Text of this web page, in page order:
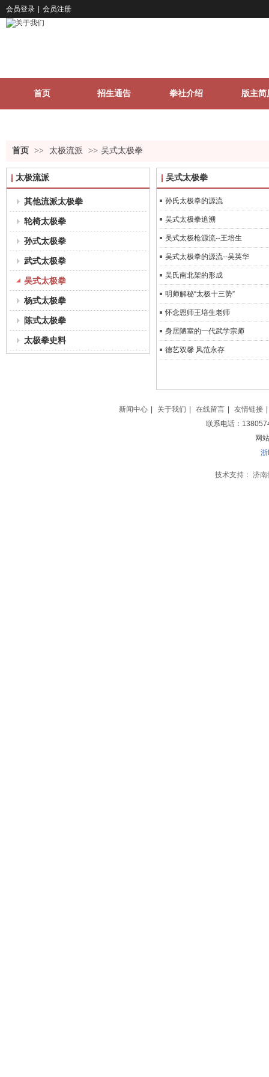
会员登录 会员注册
首页 招生通告 拳社介绍 版主简
首页 >> 太极流派 >> 吴式太极拳
太极流派
其他流派太极拳
轮椅太极拳
孙式太极拳
武式太极拳
吴式太极拳
杨式太极拳
陈式太极拳
太极拳史料
吴式太极拳
孙氏太极拳的源流
吴式太极拳追溯
吴式太极枪源流--王培生
吴式太极拳的源流--吴英华
吴氏南北架的形成
明师解秘“太极十三势”
怀念恩师王培生老师
身居陋室的一代武学宗师
德艺双馨 风范永存
新闻中心 关于我们 在线留言 友情链接
联系电话：
网
技术支持： 济南